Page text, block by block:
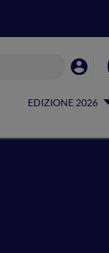
EDIZIONE 2026